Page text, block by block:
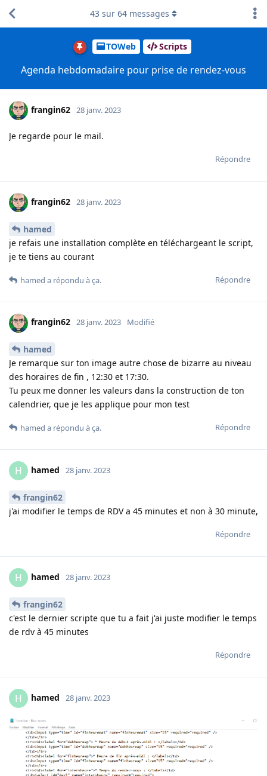
TOWeb Scripts
Agenda hebdomadaire pour prise de rendez-vous
43 sur 64 messages
frangin62 28 janv. 2023
Je regarde pour le mail.
Répondre
frangin62 28 janv. 2023
hamed
je refais une installation complète en téléchargeant le script,
je te tiens au courant
Répondre
hamed a répondu à ça.
frangin62 28 janv. 2023 Modifié
hamed
Je remarque sur ton image autre chose de bizarre au niveau
des horaires de fin , 12:30 et 17:30.
Tu peux me donner les valeurs dans la construction de ton
calendrier, que je les applique pour mon test
Répondre
hamed a répondu à ça.
H hamed 28 janv. 2023
frangin62
j'ai modifier le temps de RDV a 45 minutes et non à 30 minute,
Répondre
H hamed 28 janv. 2023
frangin62
c'est le dernier scripte que tu a fait j'ai juste modifier le temps
de rdv à 45 minutes
Répondre
H hamed 28 janv. 2023